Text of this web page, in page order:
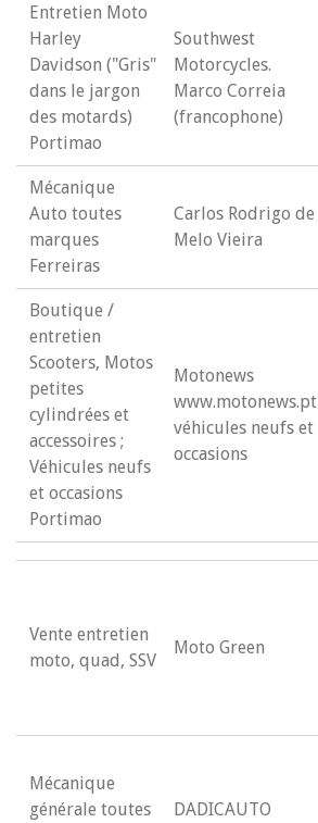
Entretien Moto
Harley
Davidson ("Gris"
dans le jargon
des motards)
Portimao
Southwest
Motorcycles.
Marco Correia
(francophone)
Mécanique
Auto toutes
marques
Ferreiras
Carlos Rodrigo de
Melo Vieira
Boutique /
entretien
Scooters, Motos
petites
cylindrées et
accessoires ;
Véhicules neufs
et occasions
Portimao
Motonews
www.motonews.pt
véhicules neufs et
occasions
Vente entretien
moto, quad, SSV
Moto Green
Mécanique
générale toutes
DADICAUTO